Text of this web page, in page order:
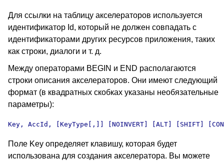
Для ссылки на таблицу акселераторов используется
идентификатор Id, который не должен совпадать с
идентификаторами других ресурсов приложения, таких
как строки, диалоги и т. д.
Между операторами BEGIN и END располагаются
строки описания акселераторов. Они имеют следующий
формат (в квадратных скобках указаны необязательные
параметры):
Key, AccId, [KeyType[,]] [NOINVERT] [ALT] [SHIFT]
Поле Key определяет клавишу, которая будет
использована для создания акселератора. Вы можете